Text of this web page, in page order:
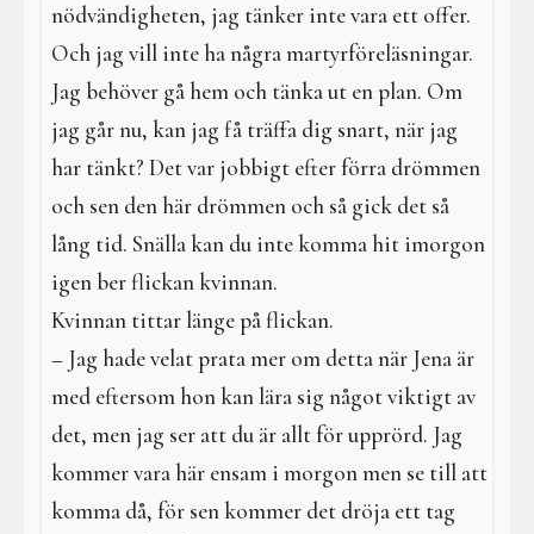
nödvändigheten, jag tänker inte vara ett offer.
Och jag vill inte ha några martyrföreläsningar.
Jag behöver gå hem och tänka ut en plan. Om
jag går nu, kan jag få träffa dig snart, när jag
har tänkt? Det var jobbigt efter förra drömmen
och sen den här drömmen och så gick det så
lång tid. Snälla kan du inte komma hit imorgon
igen ber flickan kvinnan.
Kvinnan tittar länge på flickan.
– Jag hade velat prata mer om detta när Jena är
med eftersom hon kan lära sig något viktigt av
det, men jag ser att du är allt för upprörd. Jag
kommer vara här ensam i morgon men se till att
komma då, för sen kommer det dröja ett tag